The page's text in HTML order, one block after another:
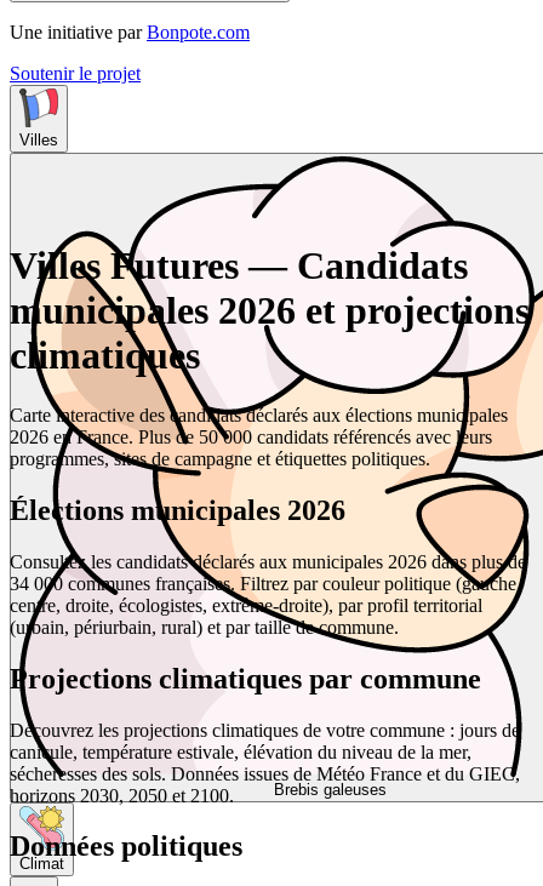
Une initiative par Bonpote.com
Soutenir le projet
Villes
Brebis galeuses
Climat
Villes Futures — Candidats
municipales 2026 et projections
climatiques
Carte interactive des candidats déclarés aux élections municipales
2026 en France. Plus de 50 000 candidats référencés avec leurs
programmes, sites de campagne et étiquettes politiques.
Élections municipales 2026
Consultez les candidats déclarés aux municipales 2026 dans plus de
34 000 communes françaises. Filtrez par couleur politique (gauche,
centre, droite, écologistes, extrême-droite), par profil territorial
(urbain, périurbain, rural) et par taille de commune.
Projections climatiques par commune
Découvrez les projections climatiques de votre commune : jours de
canicule, température estivale, élévation du niveau de la mer,
sécheresses des sols. Données issues de Météo France et du GIEC,
horizons 2030, 2050 et 2100.
Données politiques